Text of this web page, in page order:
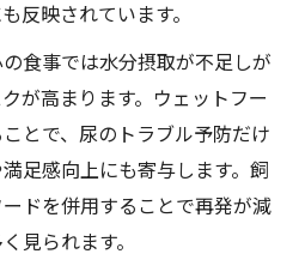
反映されています。
食事では水分摂取が不足しが
が高まります。ウェットフー
とで、尿のトラブル予防だけ
足感向上にも寄与します。飼
ドを併用することで再発が減
見られます。